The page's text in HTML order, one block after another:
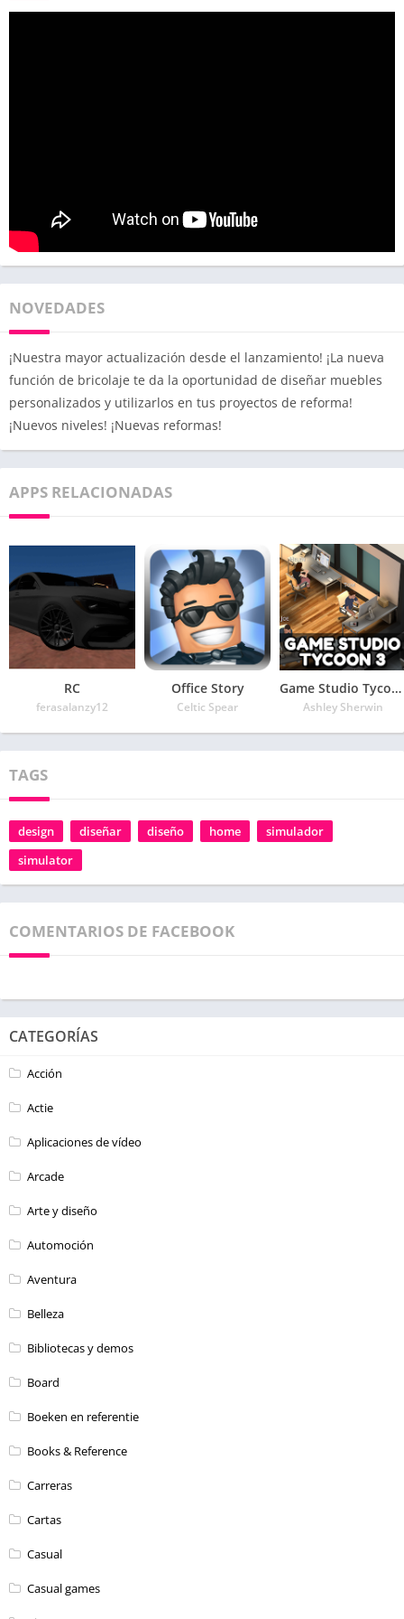
NOVEDADES
¡Nuestra mayor actualización desde el lanzamiento! ¡La nueva
función de bricolaje te da la oportunidad de diseñar muebles
personalizados y utilizarlos en tus proyectos de reforma!
¡Nuevos niveles! ¡Nuevas reformas!
APPS RELACIONADAS
RC
ferasalanzy12
Office Story
Celtic Spear
Game Studio Tycoon 3
Ashley Sherwin
TAGS
design diseñar diseño home
simulador
simulator
COMENTARIOS DE FACEBOOK
CATEGORÍAS
Acción
Actie
Aplicaciones de vídeo
Arcade
Arte y diseño
Automoción
Aventura
Belleza
Bibliotecas y demos
Board
Boeken en referentie
Books & Reference
Carreras
Cartas
Casual
Casual games